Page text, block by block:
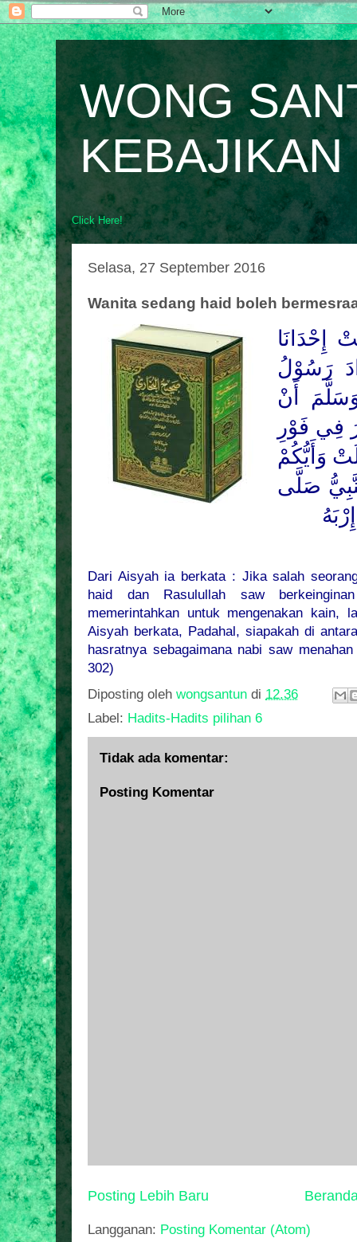
WONG
KEBAJIKAN
Click Here!
Selasa, 27 September 2016
Wanita sedang haid boleh
إِحْدَانَا
رَسُوْلُ
أَنْ
فِي فَوْرِ
وَأَيُّكُمْ
صَلَّى
Dari Aisyah ia berkata : Jika salah
haid dan Rasulullah saw
memerintahkan untuk mengenakan kain,
Aisyah berkata, Padahal, siapakah di
hasratnya sebagaimana nabi saw
302)
Diposting oleh wongsantun di 12.36
Label: Hadits-Hadits pilihan 6
Tidak ada komentar:
Posting Komentar
Posting Lebih Baru
Langganan: Posting Komentar (Atom)